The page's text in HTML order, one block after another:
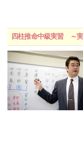
四柱推命中級実習 ～